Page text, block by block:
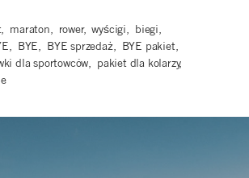
, maraton, rower, wyścigi, biegi,
, BYE, BYE sprzedaż, BYE pakiet,
dla sportowców, pakiet dla kolarzy,